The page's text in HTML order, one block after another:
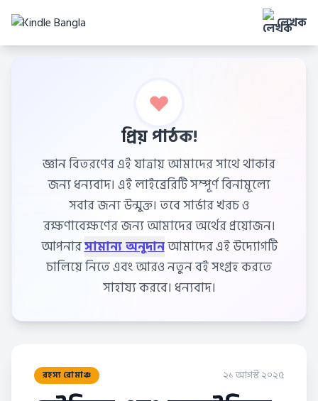
লেখক
প্রিয় পাঠক!
জ্ঞান বিতরণের এই যাত্রায় আমাদের সাথে থাকার
জন্য ধন্যবাদ। এই লাইব্রেরিটি সম্পূর্ণ বিনামূল্যে
সবার জন্য উন্মুক্ত। তবে সার্ভার খরচ ও
রক্ষণাবেক্ষণের জন্য আমাদের অর্থের প্রয়োজন।
আপনার
সামান্য অনুদানআমাদের এই উদ্যোগটি
চালিয়ে নিতে এবং আরও নতুন বই সংগ্রহ করতে
সাহায্য করবে। ধন্যবাদ।
রহস্য রোমাঞ্চ ২১ আগস্ট ২০২৫